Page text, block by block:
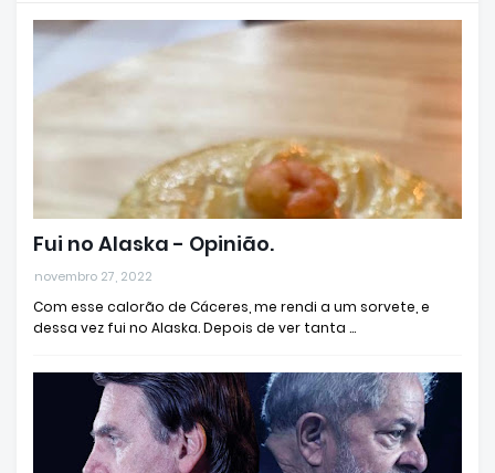
Fui no Alaska - Opinião.
novembro 27, 2022
Com esse calorão de Cáceres, me rendi a um sorvete, e
dessa vez fui no Alaska. Depois de ver tanta …